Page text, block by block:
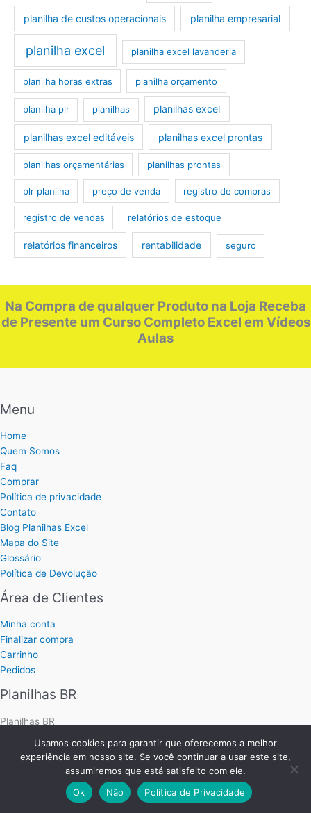
planilha de custos operacionais planilha empresarial
planilha excel planilha excel lavanderia
planilha horas extras planilha orçamento
planilha plr planilhas planilhas excel
planilhas excel editáveis planilhas excel prontas
planilhas orçamentárias planilhas prontas
plr planilha preço de venda registro de compras
registro de vendas relatórios de estoque
relatórios financeiros rentabilidade seguro
Na Compra de qualquer Produto na Loja Receba
de Presente um Curso Completo Excel em Vídeos
Aulas
Menu
Home
Quem Somos
Faq
Comprar
Política de privacidade
Contato
Blog Planilhas Excel
Mapa do Site
Glossário
Política de Devolução
Área de Clientes
Minha conta
Finalizar compra
Carrinho
Pedidos
Planilhas BR
Planilhas BR
São Paulo - SP - Brasil
11 93345-2139
Usamos cookies para garantir que oferecemos a melhor
experiência em nosso site. Se você continuar a usar este site,
assumiremos que está satisfeito com ele.
Ok
Não Política de Privacidade